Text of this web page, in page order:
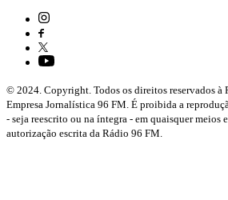
© 2024. Copyright. Todos os direitos reservados à
Empresa Jornalística 96 FM. É proibida a
- seja reescrito ou na íntegra - em quaisquer meios
autorização escrita da Rádio 96 FM.